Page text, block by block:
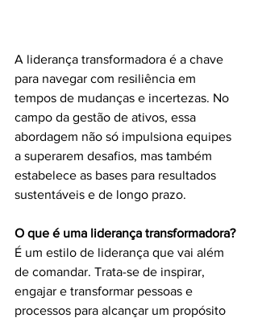
A liderança transformadora é a chave
para navegar com resiliência em
tempos de mudanças e incertezas. No
campo da gestão de ativos, essa
abordagem não só impulsiona equipes
a superarem desafios, mas também
estabelece as bases para resultados
sustentáveis e de longo prazo.
O que é uma liderança transformadora?
É um estilo de liderança que vai além
de comandar. Trata-se de inspirar,
engajar e transformar pessoas e
processos para alcançar um propósito